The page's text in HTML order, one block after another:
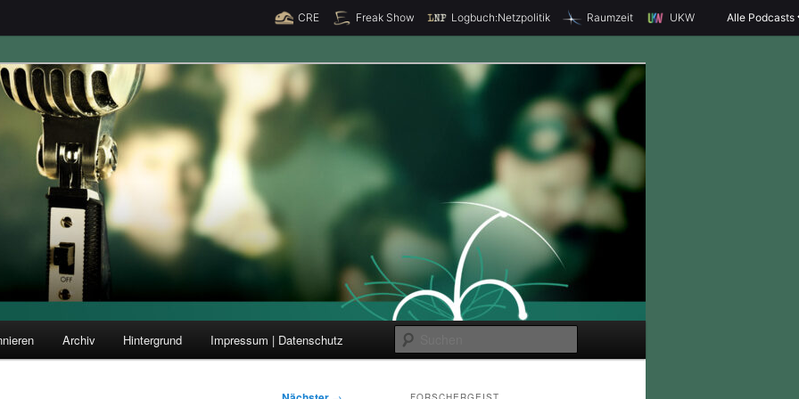
CRE Freak Show Logbuch:Netzpolitik Raumzeit UKW Alle Podcasts
und Forschung
u
Archiv Hintergrund Impressum | Datenschutz